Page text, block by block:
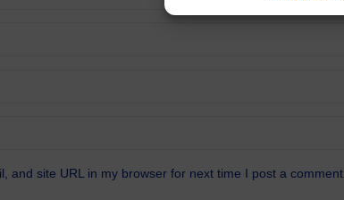
and site URL in my browser for next time I post a comment.